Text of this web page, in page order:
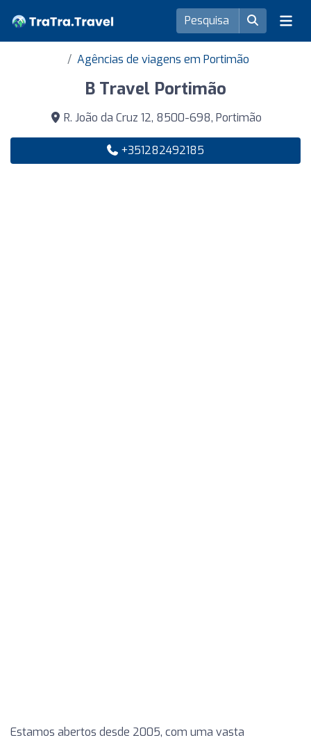
Agências de viagens em Portimão
B Travel Portimão
R. João da Cruz 12, 8500-698, Portimão
+351282492185
Estamos abertos desde 2005, com uma vasta